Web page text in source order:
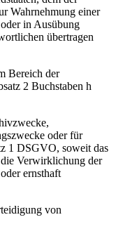
Wahrnehmung einer
in Ausübung
übertragen
Bereich der
2 Buchstaben h
oder für
1 DSGVO, soweit das
Verwirklichung der
ernsthaft
von